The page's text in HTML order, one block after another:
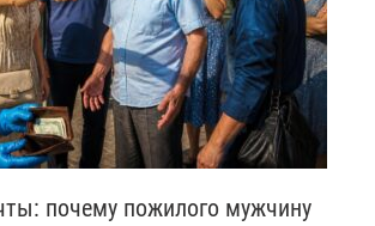
почему пожилого мужчину